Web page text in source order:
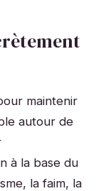
maintenir
autour de
à la base du
la faim, la